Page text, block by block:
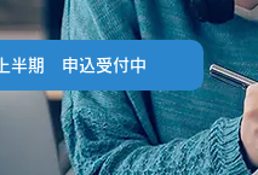
上半期 申込受付中